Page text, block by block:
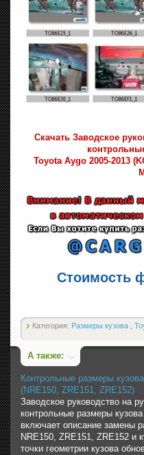
Скачать Заводское
Toyota Aygo 2005-2013
Стоимость
Категория: Размеры кузова ,
А также:
Контрольные размеры
(NRE150, ZRE151, ZRE152)
Заводское руководство на
контрольные размеры
включает описание замены
NRE150, ZRE151, ZRE152 и
точки геометрии кузова